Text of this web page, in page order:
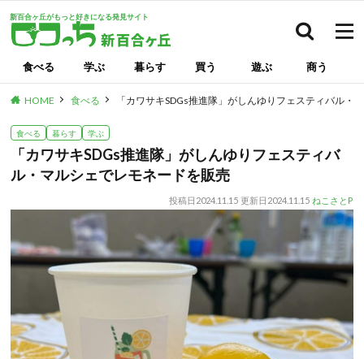
新百合ヶ丘がもっと好きになる発見サイト
食べる 学ぶ 暮らす 買う 遊ぶ 商う
HOME 食べる 「カワサキSDGs推進隊」がしんゆりフェスティバル・
食べる 暮らす 学ぶ
「カワサキSDGs推進隊」がしんゆりフェスティバ
ル・マルシェでレモネードを販売
投稿日 2024.11.15 更新日 2024.11.15 ねこさとP